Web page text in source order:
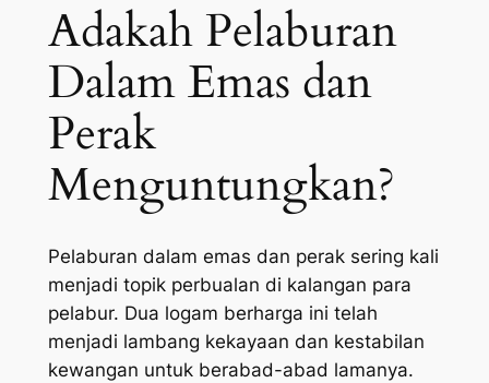
Adakah Pelaburan
Dalam Emas dan
Perak
Menguntungkan?
Pelaburan dalam emas dan perak sering kali
menjadi topik perbualan di kalangan para
pelabur. Dua logam berharga ini telah
menjadi lambang kekayaan dan kestabilan
kewangan untuk berabad-abad lamanya.